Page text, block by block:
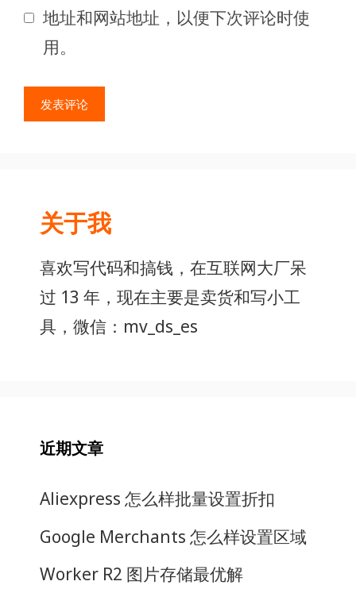
址 地址和网站地址，以便下次评论时使
用。
关于我
喜欢写代码和搞钱，在互联网大厂呆
过 13 年，现在主要是卖货和写小工
具，微信：mv_ds_es
近期文章
Aliexpress 怎么样批量设置折扣
Google Merchants 怎么样设置区域
Worker R2 图片存储最优解